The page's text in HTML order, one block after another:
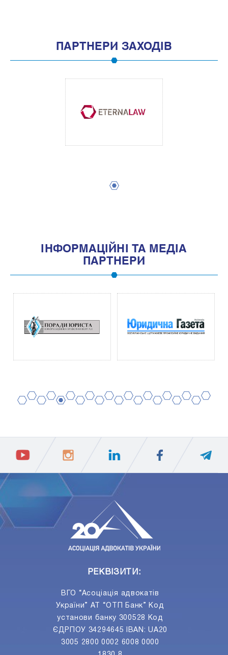
ПАРТНЕРИ ЗАХОДІВ
IНФОРМАЦIЙНI ТА МЕДIА
ПАРТНЕРИ
РЕКВІЗИТИ:
ВГО “Асоціація адвокатів
України” АТ “ОТП Банк” Код
установи банку 300528 Код
ЄДРПОУ 34294645 IBAN: UA20
3005 2800 0002 6008 0000